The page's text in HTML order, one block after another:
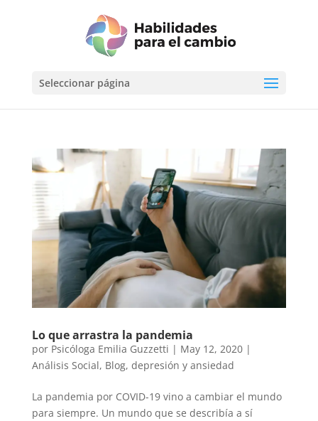
Seleccionar página
Lo que arrastra la pandemia
por Psicóloga Emilia Guzzetti | May 12, 2020|
Análisis Social, Blog, depresión y ansiedad
La pandemia por COVID-19 vino a cambiar el mundo
para siempre. Un mundo que se describía a sí